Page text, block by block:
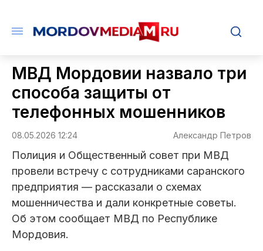
МВД Мордовии назвало три
способа защиты от
телефонных мошенников
08.05.2026 12:24 Александр Петров
Полиция и Общественный совет при МВД
провели встречу с сотрудниками саранского
предприятия — рассказали о схемах
мошенничества и дали конкретные советы.
Об этом сообщает МВД по Республике
Мордовия.